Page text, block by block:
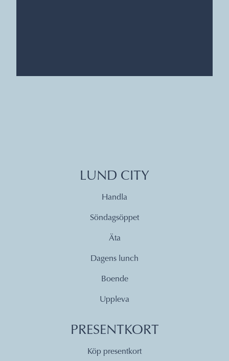
LUND CITY
Handla
Söndagsöppet
Äta
Dagens lunch
Boende
Uppleva
PRESENTKORT
Köp presentkort